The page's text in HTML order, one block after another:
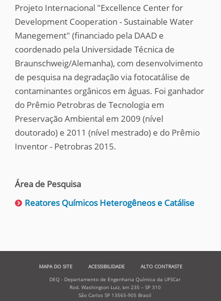
Projeto Internacional "Excellence Center for
Development Cooperation - Sustainable Water
Manegement" (financiado pela DAAD e
coordenado pela Universidade Técnica de
Braunschweig/Alemanha), com desenvolvimento
de pesquisa na degradação via fotocatálise de
contaminantes orgânicos em águas. Foi ganhador
do Prêmio Petrobras de Tecnologia em
Preservação Ambiental em 2009 (nível
doutorado) e 2011 (nível mestrado) e do Prêmio
Inventor - Petrobras 2015.
Área de Pesquisa
Reatores Químicos Heterogêneos e Catálise
MAPA DO SITE ACESSIBILIDADE
ALTO CONTRASTE
DEQ - Departamento de Engenharia Química da UFSCar
Rod. Washington Luiz, km 235 – SP 310
São Carlos SP 13565-905 Brasil